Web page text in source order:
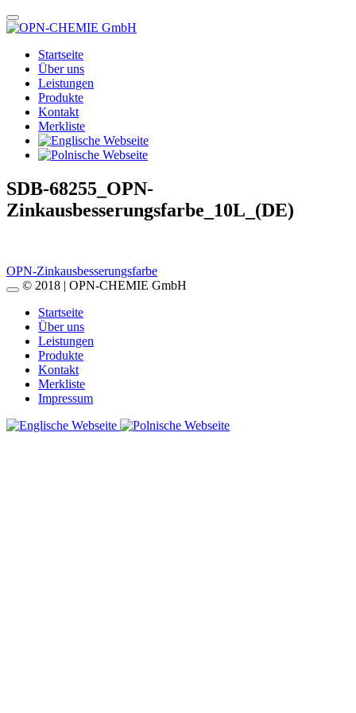
Startseite
Über uns
Leistungen
Produkte
Kontakt
Merkliste
SDB-68255_OPN-
Zinkausbesserungsfarbe_10L_(DE)
Beitragsnavigation
OPN-Zinkausbesserungsfarbe
© 2018 | OPN-CHEMIE GmbH
Startseite
Über uns
Leistungen
Produkte
Kontakt
Merkliste
Impressum